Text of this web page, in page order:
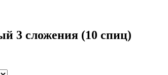
3 сложения (10 спиц)